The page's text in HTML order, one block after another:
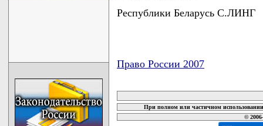
Республики Беларусь С.ЛИНГ
Право России 2007
При полном или частичном
©